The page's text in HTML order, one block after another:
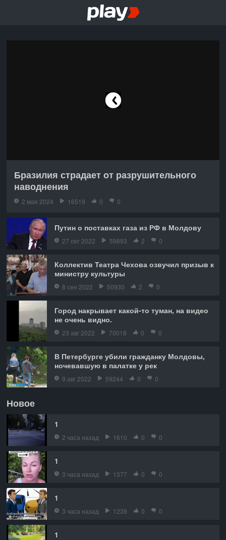
Бразилия страдает от разрушительного
наводнения
2 мая 2024 16519 0 0
Путин о поставках газа из РФ в Молдову
27 окт 2022 59893 2 0
Коллектив Театра Чехова озвучил призыв к
министру культуры
8 сен 2022 50930 2 0
Город накрывает какой-то туман, на видео
не очень видно.
23 авг 2022 70018 0 0
В Петербурге убили гражданку Молдовы,
ночевавшую в палатке у рек
9 авг 2022 59244 0 0
Новое
1
2 часа назад 1610 0 0
1
3 часа назад 1377 0 0
1
3 часа назад 1239 0 0
1